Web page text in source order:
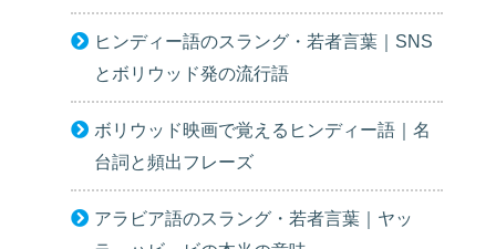
ヒンディー語のスラング・若者言葉｜SNS
とボリウッド発の流行語
ボリウッド映画で覚えるヒンディー語｜名
台詞と頻出フレーズ
アラビア語のスラング・若者言葉｜ヤッ